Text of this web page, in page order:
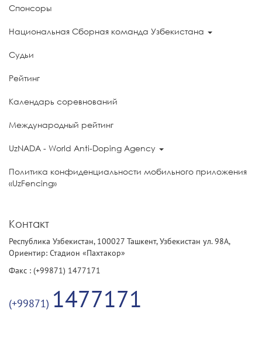
Спонсоры
Национальная Сборная команда Узбекистана
Судьи
Рейтинг
Календарь соревнований
Международный рейтинг
UzNADA - World Anti-Doping Agency
Политика конфиденциальности мобильного приложения
«UzFencing»
Контакт
Республика Узбекистан, 100027 Ташкент, Узбекистан ул. 98А,
Ориентир: Стадион «Пахтакор»
Факс : (+99871) 1477171
(+99871) 1477171